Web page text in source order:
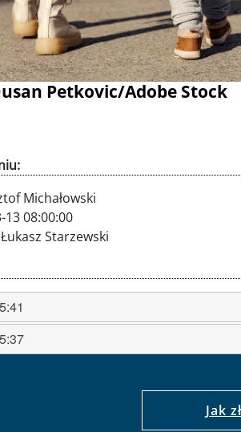
Petkovic/Adobe Stock
Michałowski
13 08:00:00
Łukasz Starzewski
Jak